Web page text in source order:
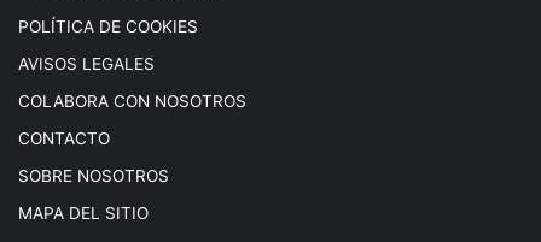
POLÍTICA DE COOKIES
AVISOS LEGALES
COLABORA CON NOSOTROS
CONTACTO
SOBRE NOSOTROS
MAPA DEL SITIO